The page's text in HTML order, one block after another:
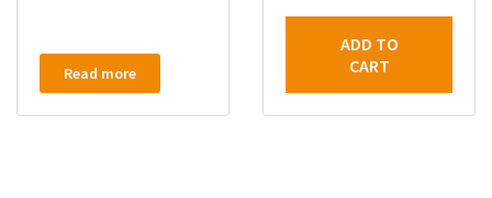
Read more
ADD TO
CART